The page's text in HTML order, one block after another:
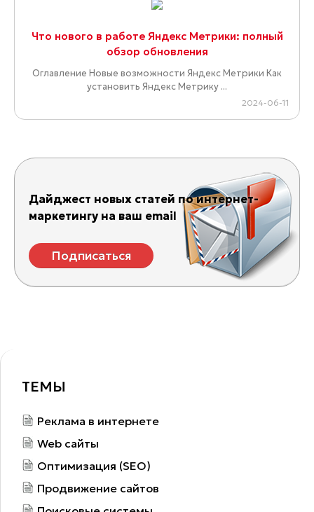
Что нового в работе Яндекс Метрики: полный
обзор обновления
Оглавление Новые возможности Яндекс Метрики Как
установить Яндекс Метрику ...
2024-06-11
Дайджест новых статей по интернет-
маркетингу на ваш email
Подписаться
ТЕМЫ
Реклама в интернете
Web сайты
Оптимизация (SEO)
Продвижение сайтов